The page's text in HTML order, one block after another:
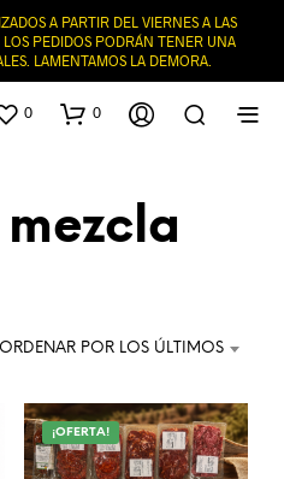
A PARTIR DEL VIERNES A LAS
PEDIDOS PODRÁN TENER UNA
LAMENTAMOS LA DEMORA.
0 0
ORDENAR POR LOS ÚLTIMOS
¡OFERTA!